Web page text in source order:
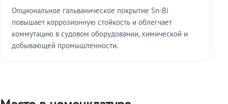
Опциональное гальваническое покрытие Sn-Bi
повышает коррозионную стойкость и облегчает
коммутацию в судовом оборудовании, химической и
добывающей промышленности.